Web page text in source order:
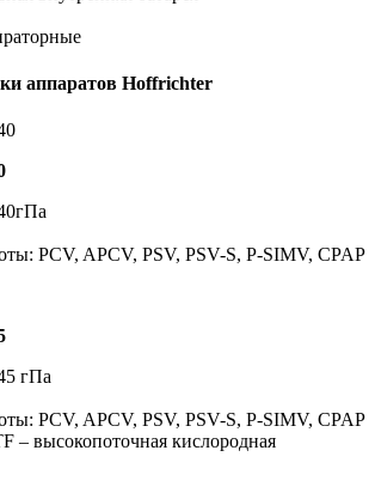
аппаратов Hoffrichter
PCV, APCV, PSV, PSV-S, P-SIMV, CPAP
гПа
PCV, APCV, PSV, PSV-S, P-SIMV, CPAP
– высокопоточная кислородная